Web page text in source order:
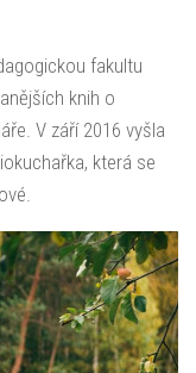
fakultu
knih o
V září 2016 vyšla
která se